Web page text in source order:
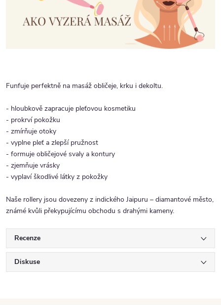
Funfuje perfektně na masáž obličeje, krku i dekoltu.
- hloubkově zapracuje pleťovou kosmetiku
- prokrví pokožku
- zmírňuje otoky
- vyplne pleť a zlepší pružnost
- formuje obličejové svaly a kontury
- zjemňuje vrásky
- vyplaví škodlivé látky z pokožky
Naše rollery jsou dovezeny z indického Jaipuru – diamantové město,
známé kvůli překypujícímu obchodu s drahými kameny.
Recenze
Diskuse